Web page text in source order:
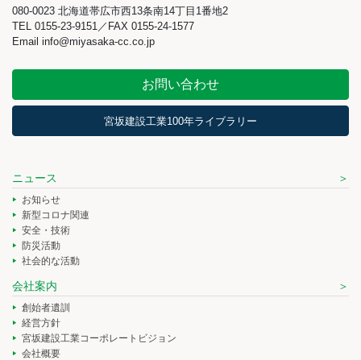
080-0023 北海道帯広市西13条南14丁目1番地2
TEL 0155-23-9151／FAX 0155-24-1577
Email info@miyasaka-cc.co.jp
お問い合わせ
宮坂建設工業100年ライブラリー
ニュース
お知らせ
新型コロナ関連
安全・技術
防災活動
社会的な活動
会社案内
創始者遺訓
経営方針
宮坂建設工業コーポレートビジョン
会社概要